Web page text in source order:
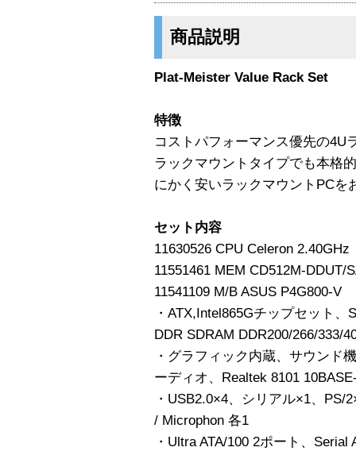
商品説明
Plat-Meister Value Rack Set
特徴
コストパフォーマンス優先の4U
ラックマウントタイプでも本格
にかく安いラックマウントPCを
セット内容
11630526 CPU Celeron 2.40GHz
11551461 MEM CD512M-DDUT/
11541109 M/B ASUS P4G800-V
・ATX,Intel865Gチップセット
DDR SDRAM DDR200/266/333/
・グラフィック内蔵、サウンド
ーディオ、Realtek 8101
・USB2.0×4、シリアル×1、PS/
/ Microphon 各1
・Ultra ATA/100 2ポート、Serial